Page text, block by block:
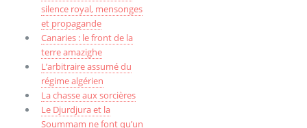
silence royal, mensonges
et propagande
Canaries : le front de la
terre amazighe
L’arbitraire assumé du
régime algérien
La chasse aux sorcières
Le Djurdjura et la
Soummam ne font qu’un